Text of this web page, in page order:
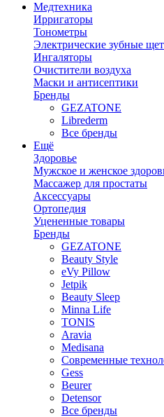
Медтехника
Ирригаторы
Тонометры
Электрические зубные
Ингаляторы
Очистители воздуха
Маски и антисептики
Бренды
GEZATONE
Librederm
Все бренды
Ещё
Здоровье
Мужское и женское
Массажер для простаты
Аксессуары
Ортопедия
Уцененные товары
Бренды
GEZATONE
Beauty Style
eVy Pillow
Jetpik
Beauty Sleep
Minna Life
TONIS
Aravia
Medisana
Современные
Gess
Beurer
Detensor
Все бренды